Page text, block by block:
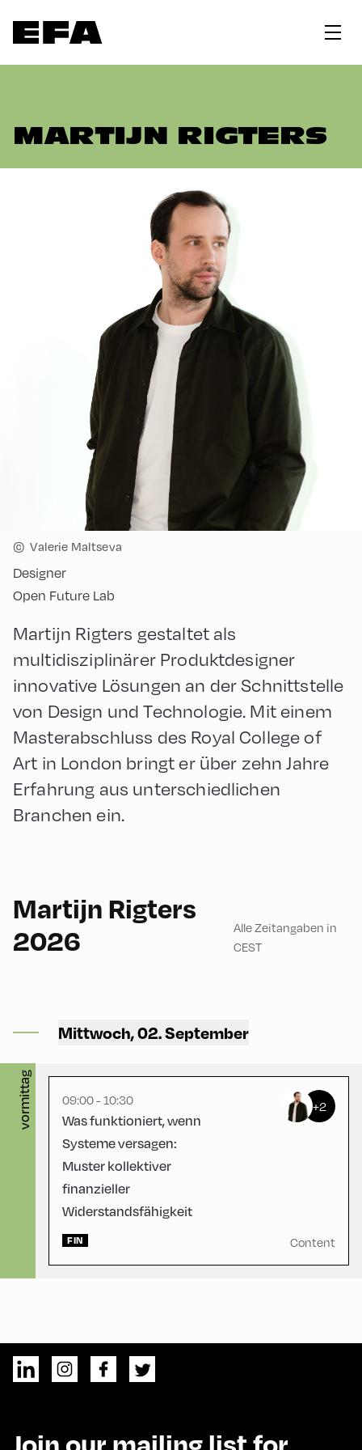
MARTIJN RIGTERS
© Valerie Maltseva
Designer
Open Future Lab
Martijn Rigters gestaltet als
multidisziplinärer Produktdesigner
innovative Lösungen an der Schnittstelle
von Design und Technologie. Mit einem
Masterabschluss des Royal College of
Art in London bringt er über zehn Jahre
Erfahrung aus unterschiedlichen
Branchen ein.
Martijn Rigters
2026
Alle Zeitangaben in
CEST
Mittwoch, 02. September
vormittag
CCA – Heiss-Saal
09:00 - 10:30
Was funktioniert, wenn
Systeme versagen:
Muster kollektiver
finanzieller
Widerstandsfähigkeit
+2
FIN Content